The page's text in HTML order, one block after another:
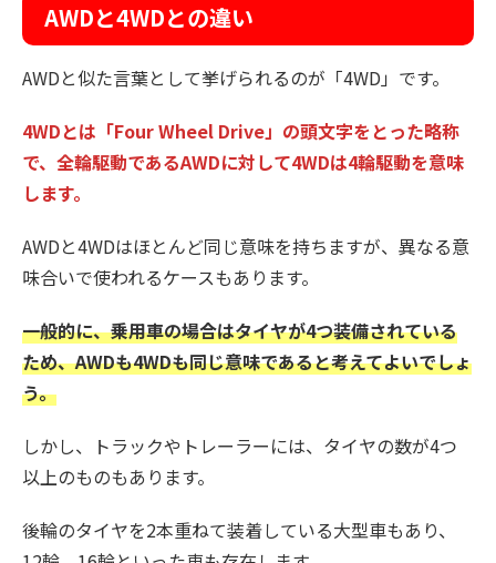
AWDと4WDとの違い
AWDと似た言葉として挙げられるのが「4WD」です。
4WDとは「Four Wheel Drive」の頭文字をとった略称
で、全輪駆動であるAWDに対して4WDは4輪駆動を意味
します。
AWDと4WDはほとんど同じ意味を持ちますが、異なる意
味合いで使われるケースもあります。
一般的に、乗用車の場合はタイヤが4つ装備されている
ため、AWDも4WDも同じ意味であると考えてよいでしょ
う。
しかし、トラックやトレーラーには、タイヤの数が4つ
以上のものもあります。
後輪のタイヤを2本重ねて装着している大型車もあり、